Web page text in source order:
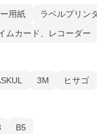
用紙 ラベルプリン
ムカード、レコーダー
3M ヒサゴ
B5